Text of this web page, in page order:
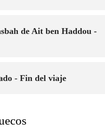
de Ait ben Haddou -
- Fin del viaje